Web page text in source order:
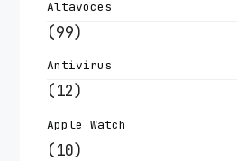
Altavoces
(99)
Antivirus
(12)
Apple Watch
(10)